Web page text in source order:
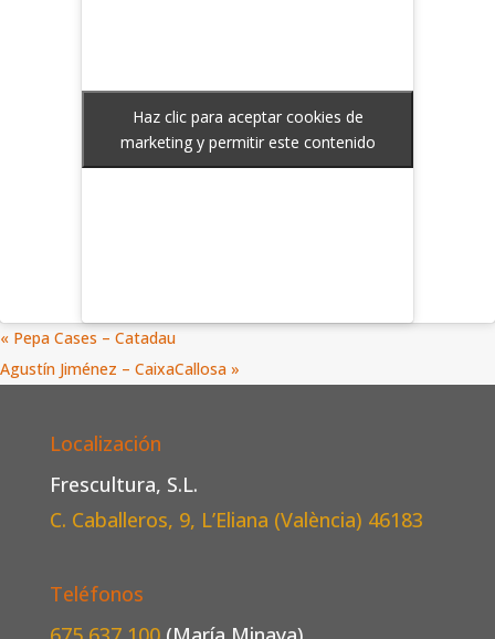
Haz clic para aceptar cookies de
marketing y permitir este contenido
Haz clic para aceptar cookies de
marketing y permitir este contenido
« Pepa Cases – Catadau
Agustín Jiménez – CaixaCallosa »
Localización
Frescultura, S.L.
C. Caballeros, 9, L’Eliana (València) 46183
Teléfonos